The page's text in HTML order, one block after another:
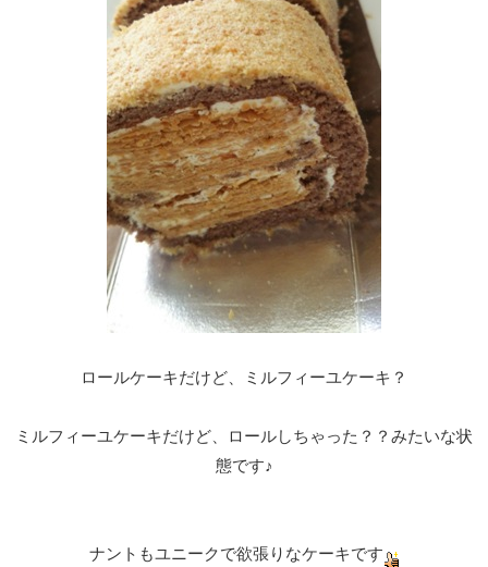
ロールケーキだけど、ミルフィーユケーキ？
ミルフィーユケーキだけど、ロールしちゃった？？みたいな状
態です♪
ナントもユニークで欲張りなケーキです